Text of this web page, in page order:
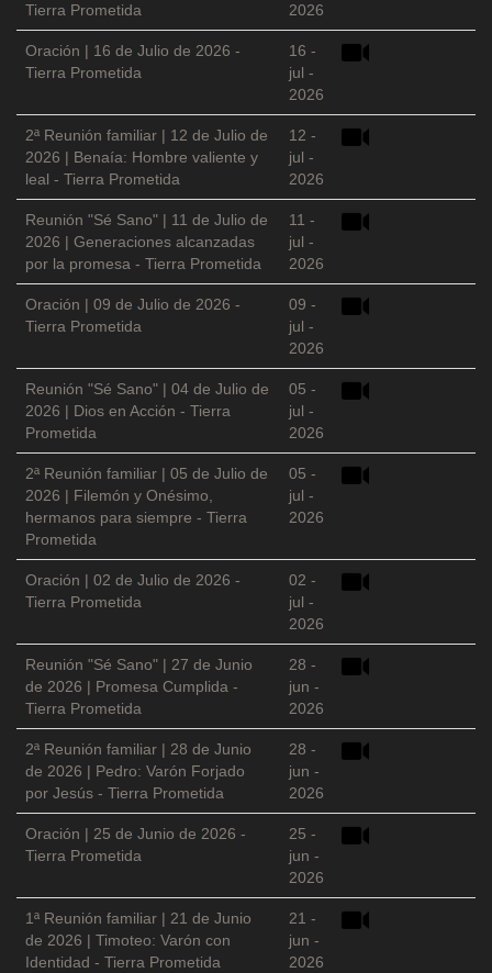
Tierra Prometida
2026
Oración | 16 de Julio de 2026 -
Tierra Prometida
16 -
jul -
2026
2ª Reunión familiar | 12 de Julio de
2026 | Benaía: Hombre valiente y
leal - Tierra Prometida
12 -
jul -
2026
Reunión "Sé Sano" | 11 de Julio de
2026 | Generaciones alcanzadas
por la promesa - Tierra Prometida
11 -
jul -
2026
Oración | 09 de Julio de 2026 -
Tierra Prometida
09 -
jul -
2026
Reunión "Sé Sano" | 04 de Julio de
2026 | Dios en Acción - Tierra
Prometida
05 -
jul -
2026
2ª Reunión familiar | 05 de Julio de
2026 | Filemón y Onésimo,
hermanos para siempre - Tierra
Prometida
05 -
jul -
2026
Oración | 02 de Julio de 2026 -
Tierra Prometida
02 -
jul -
2026
Reunión "Sé Sano" | 27 de Junio
de 2026 | Promesa Cumplida -
Tierra Prometida
28 -
jun -
2026
2ª Reunión familiar | 28 de Junio
de 2026 | Pedro: Varón Forjado
por Jesús - Tierra Prometida
28 -
jun -
2026
Oración | 25 de Junio de 2026 -
Tierra Prometida
25 -
jun -
2026
1ª Reunión familiar | 21 de Junio
de 2026 | Timoteo: Varón con
Identidad - Tierra Prometida
21 -
jun -
2026